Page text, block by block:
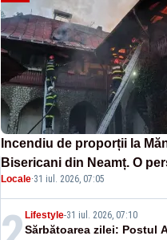
Incendiu de proporții la
Bisericani din Neamț. O
găsită carbonizată - FOTO/
Locale·31 iul. 2026, 07:05
Lifestyle-31 iul. 2026, 07:10
Sărbătoarea zilei: Postul